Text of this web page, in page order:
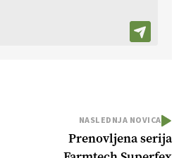
NASLEDNJA NOVICA
Prenovljena serija